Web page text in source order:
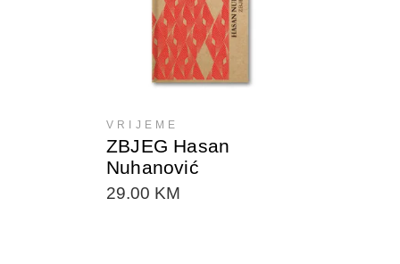
VRIJEME
ZBJEG Hasan
Nuhanović
29.00 KM